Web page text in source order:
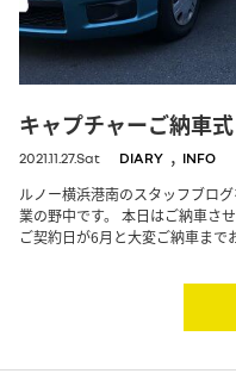
キャプチャーご納車式
2021.11.27.Sat DIARY , INFO
ルノー横浜港南のスタッフブロ
業の野中です。 本日はご納車さ
ご契約日が6月と大変ご納車まで